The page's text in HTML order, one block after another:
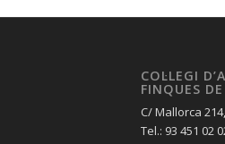
COL·LEGI
FINQUES
C/ Mallorca
Tel.: 93 451 02